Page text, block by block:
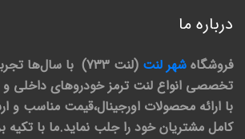
درباره ما
فروشگاه شهر لنت
(لنت 733) با سال‌ها
تخصصی انواع لنت ترمز خودروهای داخلی و
با ارائه محصولات اورجینال،قیمت مناسب و
کامل مشتریان خود را جلب نماید.ما با